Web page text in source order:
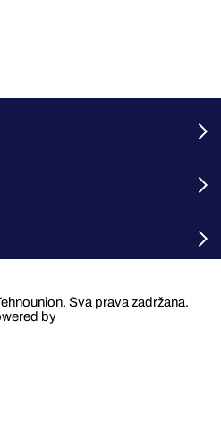
Sva prava zadržana.
by